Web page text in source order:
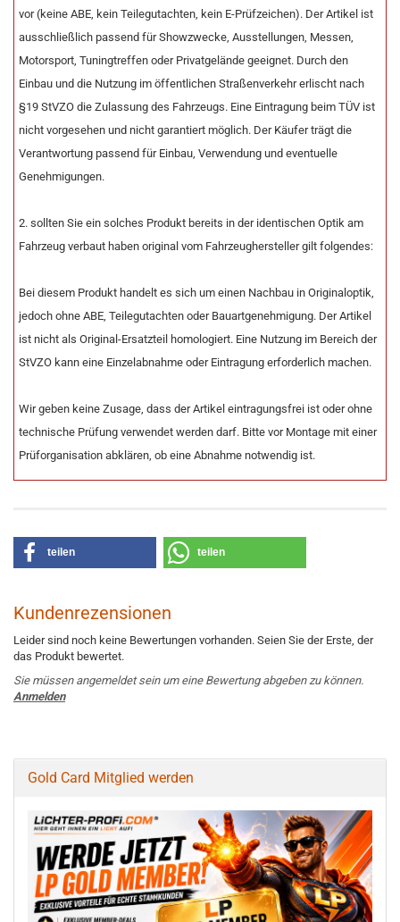
vor (keine ABE, kein Teilegutachten, kein E-Prüfzeichen). Der Artikel ist
ausschließlich passend für Showzwecke, Ausstellungen, Messen,
Motorsport, Tuningtreffen oder Privatgelände geeignet. Durch den
Einbau und die Nutzung im öffentlichen Straßenverkehr erlischt nach
§19 StVZO die Zulassung des Fahrzeugs. Eine Eintragung beim TÜV ist
nicht vorgesehen und nicht garantiert möglich. Der Käufer trägt die
Verantwortung passend für Einbau, Verwendung und eventuelle
Genehmigungen.
2. sollten Sie ein solches Produkt bereits in der identischen Optik am
Fahrzeug verbaut haben original vom Fahrzeughersteller gilt folgendes:
Bei diesem Produkt handelt es sich um einen Nachbau in Originaloptik,
jedoch ohne ABE, Teilegutachten oder Bauartgenehmigung. Der Artikel
ist nicht als Original-Ersatzteil homologiert. Eine Nutzung im Bereich der
StVZO kann eine Einzelabnahme oder Eintragung erforderlich machen.
Wir geben keine Zusage, dass der Artikel eintragungsfrei ist oder ohne
technische Prüfung verwendet werden darf. Bitte vor Montage mit einer
Prüforganisation abklären, ob eine Abnahme notwendig ist.
teilen teilen
Kundenrezensionen
Leider sind noch keine Bewertungen vorhanden. Seien Sie der Erste, der
das Produkt bewertet.
Sie müssen angemeldet sein um eine Bewertung abgeben zu können.
Anmelden
Gold Card Mitglied werden